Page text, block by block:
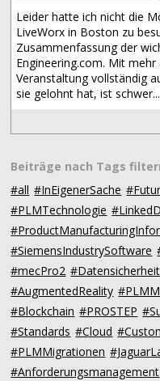
Leider hatte ich nicht die
LiveWorx in Boston zu
Zusammenfassung der
Engineering.com. Mit
Veranstaltung vollständig
sie gelohnt hat, ist
Beiträge nach Tags
#all #InEigenerSache
#PLMTechnologie
#SiemensIndustrySoftware
#mecPro2 #Datensicherheit
#AugmentedReality
#Blockchain #PROSTEP
#Standards #Cloud
#PLMMigrationen
#Anforderungsmanagement